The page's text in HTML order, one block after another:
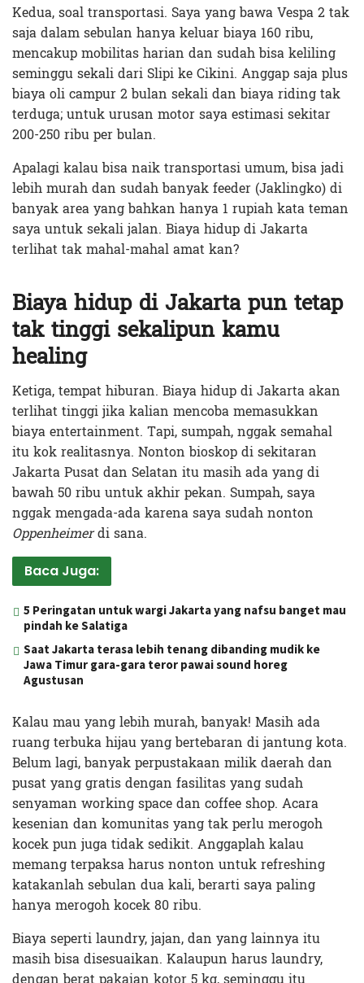
Kedua, soal transportasi. Saya yang bawa Vespa 2 tak
saja dalam sebulan hanya keluar biaya 160 ribu,
mencakup mobilitas harian dan sudah bisa keliling
seminggu sekali dari Slipi ke Cikini. Anggap saja plus
biaya oli campur 2 bulan sekali dan biaya riding tak
terduga; untuk urusan motor saya estimasi sekitar
200-250 ribu per bulan.
Apalagi kalau bisa naik transportasi umum, bisa jadi
lebih murah dan sudah banyak feeder (Jaklingko) di
banyak area yang bahkan hanya 1 rupiah kata teman
saya untuk sekali jalan. Biaya hidup di Jakarta
terlihat tak mahal-mahal amat kan?
Biaya hidup di Jakarta pun tetap
tak tinggi sekalipun kamu
healing
Ketiga, tempat hiburan. Biaya hidup di Jakarta akan
terlihat tinggi jika kalian mencoba memasukkan
biaya entertainment. Tapi, sumpah, nggak semahal
itu kok realitasnya. Nonton bioskop di sekitaran
Jakarta Pusat dan Selatan itu masih ada yang di
bawah 50 ribu untuk akhir pekan. Sumpah, saya
nggak mengada-ada karena saya sudah nonton
Oppenheimerdi sana.
Baca Juga:
5 Peringatan untuk wargi Jakarta yang nafsu banget mau
pindah ke Salatiga
Saat Jakarta terasa lebih tenang dibanding mudik ke
Jawa Timur gara-gara teror pawai sound horeg
Agustusan
Kalau mau yang lebih murah, banyak! Masih ada
ruang terbuka hijau yang bertebaran di jantung kota.
Belum lagi, banyak perpustakaan milik daerah dan
pusat yang gratis dengan fasilitas yang sudah
senyaman working space dan coffee shop. Acara
kesenian dan komunitas yang tak perlu merogoh
kocek pun juga tidak sedikit. Anggaplah kalau
memang terpaksa harus nonton untuk refreshing
katakanlah sebulan dua kali, berarti saya paling
hanya merogoh kocek 80 ribu.
Biaya seperti laundry, jajan, dan yang lainnya itu
masih bisa disesuaikan. Kalaupun harus laundry,